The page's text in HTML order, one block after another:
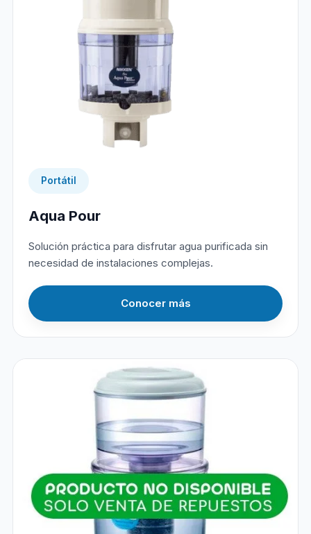
Portátil
Aqua Pour
Solución práctica para disfrutar agua purificada sin
necesidad de instalaciones complejas.
Conocer más